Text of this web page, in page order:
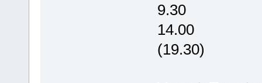
9.30
14.00
(19.30)